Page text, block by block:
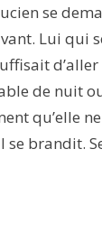
se
Lui qui
de nuit
qu’elle
brandit.